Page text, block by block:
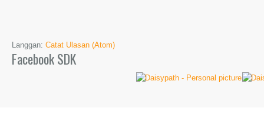
Langgan: Catat Ulasan (Atom)
Facebook SDK